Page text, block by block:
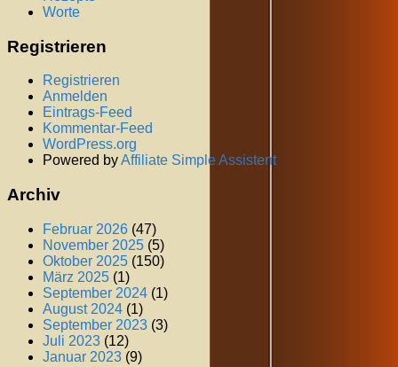
Worte
Registrieren
Registrieren
Anmelden
Eintrags-Feed
Kommentar-Feed
WordPress.org
Powered byAffiliate Simple Assistent
Archiv
Februar 2026 (47)
November 2025 (5)
Oktober 2025 (150)
März 2025 (1)
September 2024 (1)
August 2024 (1)
September 2023 (3)
Juli 2023 (12)
Januar 2023 (9)